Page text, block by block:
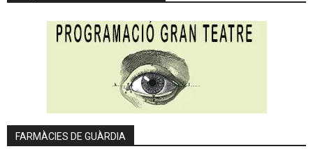
FARMÀCIES DE GUÀRDIA